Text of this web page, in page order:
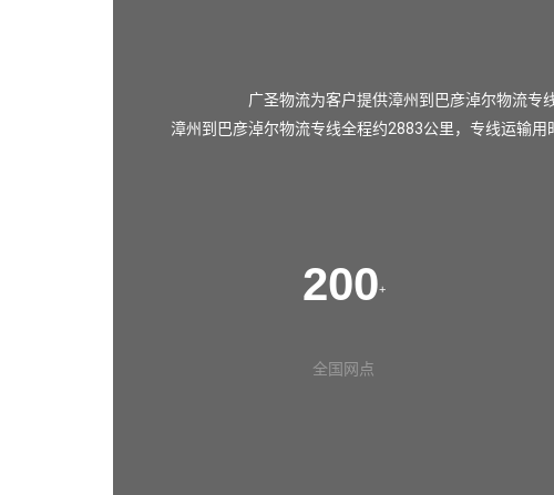
广圣物流为客户提供漳州到巴彦淖尔物流专
漳州到巴彦淖尔物流专线全程约2883公里，专线运输
200+
全国网点